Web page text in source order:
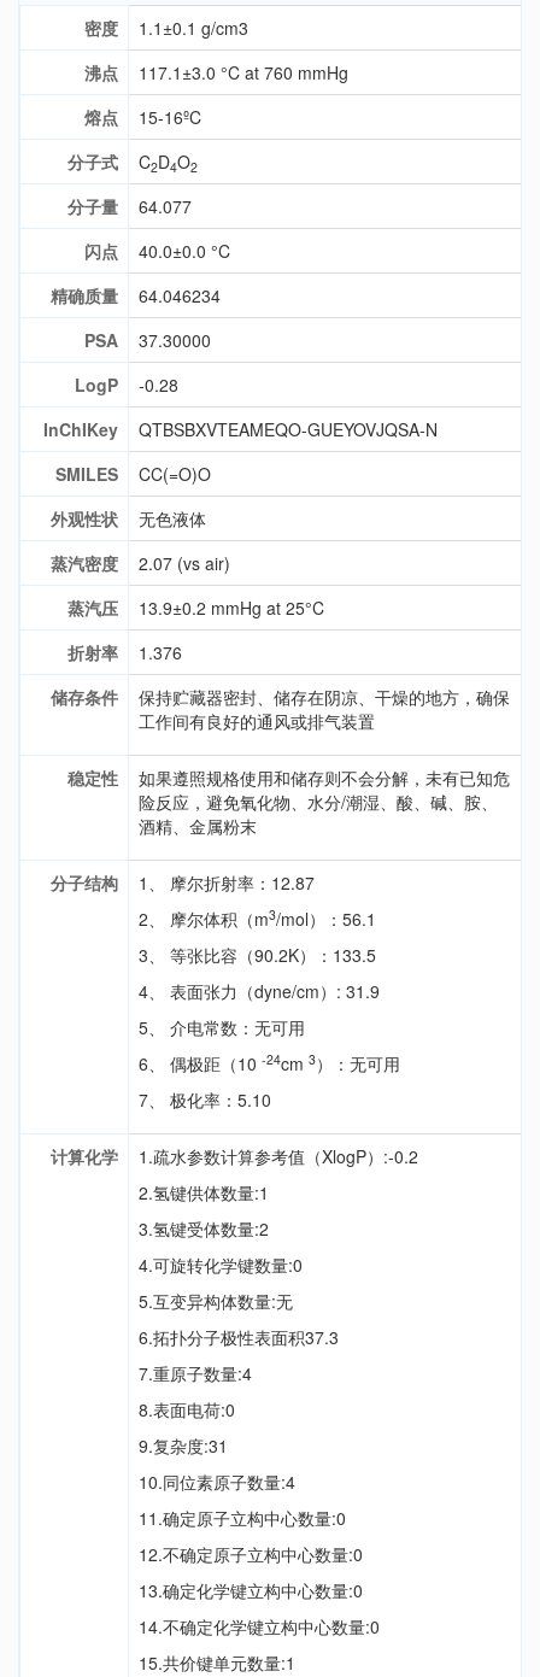
密度
1.1±0.1 g/cm3
沸点
117.1±3.0 °C at 760 mmHg
熔点
15-16ºC
分子式
C2D4O2
分子量
64.077
闪点
40.0±0.0 °C
精确质量
64.046234
PSA
37.30000
LogP
-0.28
InChIKey
QTBSBXVTEAMEQO-GUEYOVJQSA-N
SMILES
CC(=O)O
外观性状
无色液体
蒸汽密度
2.07 (vs air)
蒸汽压
13.9±0.2 mmHg at 25°C
折射率
1.376
储存条件
保持贮藏器密封、储存在阴凉、干燥的地方，确保
工作间有良好的通风或排气装置
稳定性
如果遵照规格使用和储存则不会分解，未有已知危
险反应，避免氧化物、水分/潮湿、酸、碱、胺、
酒精、金属粉末
分子结构
1、 摩尔折射率：12.87
2、 摩尔体积（m3/mol）：56.1
3、 等张比容（90.2K）：133.5
4、 表面张力（dyne/cm）: 31.9
5、 介电常数：无可用
6、 偶极距（10 -24cm 3）：无可用
7、 极化率：5.10
计算化学
1.疏水参数计算参考值（XlogP）:-0.2
2.氢键供体数量:1
3.氢键受体数量:2
4.可旋转化学键数量:0
5.互变异构体数量:无
6.拓扑分子极性表面积37.3
7.重原子数量:4
8.表面电荷:0
9.复杂度:31
10.同位素原子数量:4
11.确定原子立构中心数量:0
12.不确定原子立构中心数量:0
13.确定化学键立构中心数量:0
14.不确定化学键立构中心数量:0
15.共价键单元数量:1